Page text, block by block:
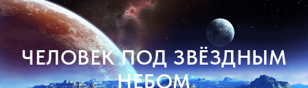
ЧЕЛОВЕК ПОД ЗВЁЗДНЫМ
НЕБОМ